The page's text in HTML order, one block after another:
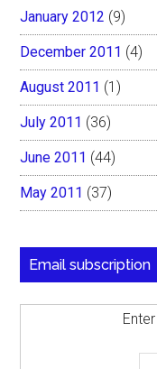
January 2012 (9)
December 2011 (4)
August 2011 (1)
July 2011 (36)
June 2011 (44)
May 2011 (37)
Email subscription